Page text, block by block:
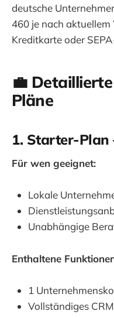
deutsche
460 je nach
Kreditkarte oder
💼
Pläne
1. Starter-Plan
Für wen geeignet:
Lokale
Unabhängige
Enthaltene
1
Vollständiges